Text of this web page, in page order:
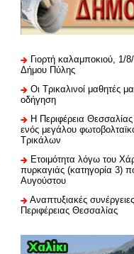
Γιορτή καλαμποκιού,
Δήμου Πύλης
Οι Τρικαλινοί μαθητές
οδήγηση
H Περιφέρεια Θεσσαλίας
ενός μεγάλου
Τρικάλων
Ετοιμότητα λόγω του
πυρκαγιάς (κατηγορία 3)
Αυγούστου
Αναπτυξιακές
Περιφέρειας Θεσσαλίας